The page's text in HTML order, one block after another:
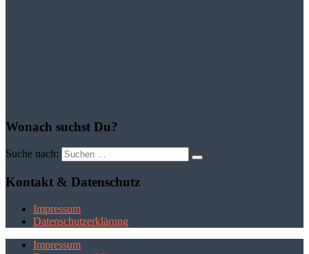
Wonach suchst Du?
Suche nach:
Kontakt & Datenschutz
Impressum
Datenschutzerklärung
Impressum